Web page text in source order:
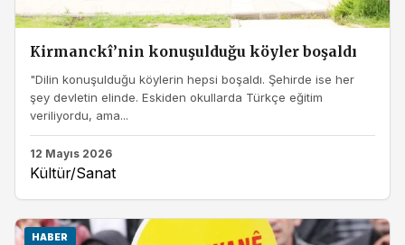
Kirmanckî’nin konuşulduğu köyler boşaldı
"Dilin konuşulduğu köylerin hepsi boşaldı. Şehirde ise her
şey devletin elinde. Eskiden okullarda Türkçe eğitim
veriliyordu, ama...
12 Mayıs 2026
Kültür/Sanat
HABER